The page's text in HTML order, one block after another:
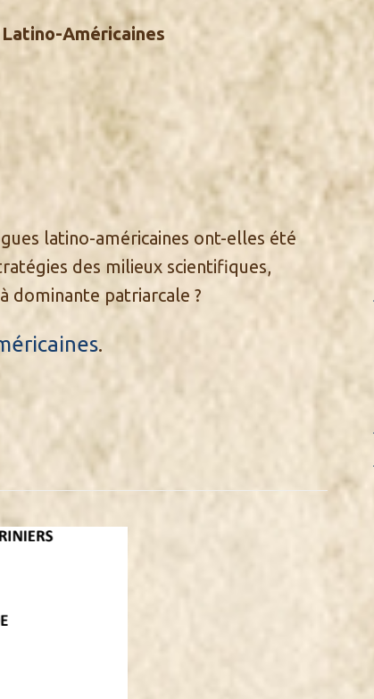
Américaines
latino-américaines ont-elles été
des milieux scientifiques,
dominante patriarcale ?
.